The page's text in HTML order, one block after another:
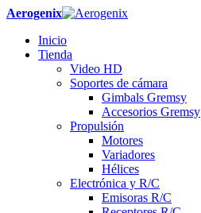
Aerogenix
Inicio
Tienda
Video HD
Soportes de cámara
Gimbals Gremsy
Accesorios Gremsy
Propulsión
Motores
Variadores
Hélices
Electrónica y R/C
Emisoras R/C